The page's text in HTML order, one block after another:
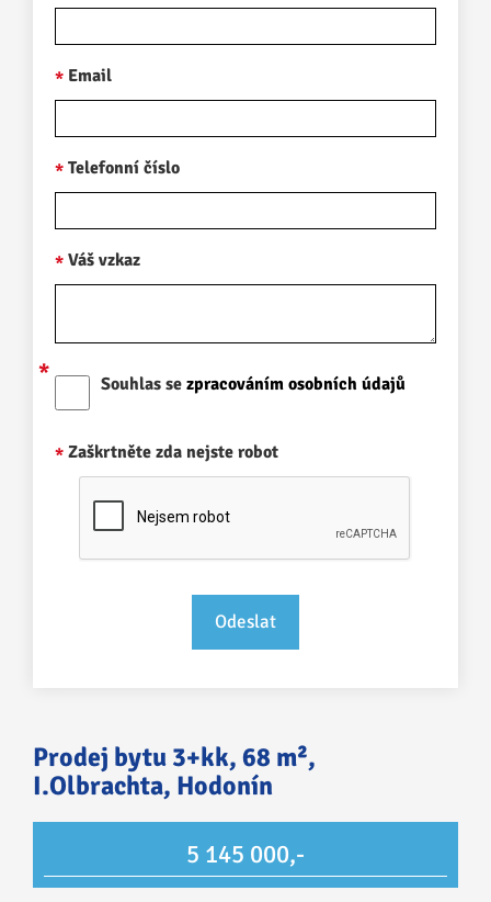
Email
Telefonní číslo
Váš vzkaz
Souhlas se zpracováním osobních údajů
Zaškrtněte zda nejste robot
Prodej bytu 3+kk, 68 m²,
I.Olbrachta, Hodonín
5 145 000,-